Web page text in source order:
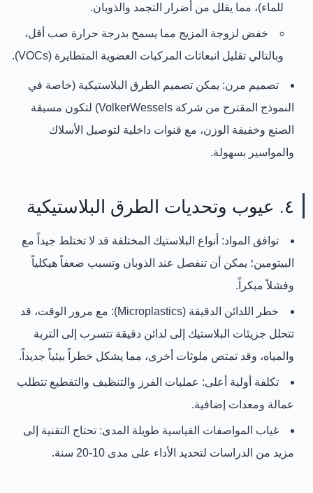
للماء)، مما يقلل من أضرار التجمد والذوبان.
خفض لزوجة المزيج مما يسمح بدرجة حرارة صب أقل،
وبالتالي تقليل انبعاثات المركبات العضوية المتطايرة (VOCs).
تصميم مرن: يمكن تصميم الطرق البلاستيكية (خاصة في
النموذج المقترح من شركة VolkerWessels) لتكون
مسبقة
الصنع وخفيفة الوزن، مع قنوات داخلية لتوصيل الأسلاك
والمواسير بسهولة.
٤. عيوب وتحديات الطرق البلاستيكية
توافق المواد: أنواع البلاستيك المختلفة قد لا تختلط جيداً مع
البيتومين؛ يمكن أن تنفصل عند الذوبان وتسبب ضعفاً هيكلياً
وفشلاً مبكراً.
خطر اللدائن الدقيقة (Microplastics):
مع مرور الوقت، قد
تتحلل جزيئات البلاستيك إلى لدائن دقيقة تتسرب إلى التربة
والمياه، وقد تمتص ملوثات أخرى، مما يشكل خطراً بيئياً جديداً.
تكلفة أولية أعلى: عمليات الفرز والتنظيف والتقطيع تتطلب
عمالة ومعدات إضافية.
غياب المواصفات القياسية طويلة المدى: تحتاج التقنية إلى
مزيد من الدراسات لتحديد الأداء على مدى 10-20 سنة.